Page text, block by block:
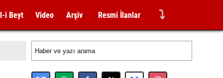
i Beyt Video Arşiv Resmi İlanlar ⤵